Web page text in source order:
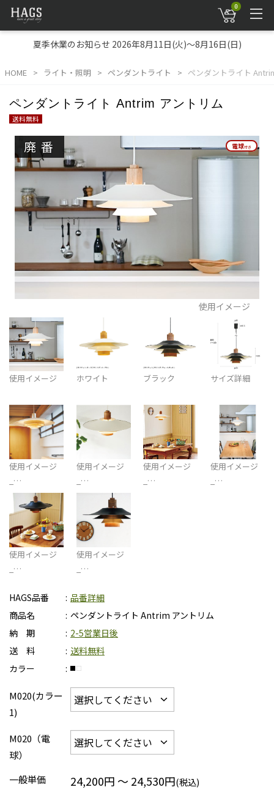
0
夏季休業のお知らせ 2026年8月11日(火)～8月16日(日)
HOME ライト・照明 ペンダントライト ペンダントライト
ペンダントライト Antrim アントリム
送料無料
廃番 電球付き
電球付き
使用イメージ
使用イメージ ホワイト ブラック サイズ詳細
使用イメージ
_…
使用イメージ
_…
使用イメージ
_…
使用イメージ
_…
使用イメージ
_…
使用イメージ
_…
HAGS品番
品番詳細
商品名
ペンダントライト Antrim アントリム
納 期
2-5営業日後
送 料
送料無料
カラー
M020(カラー
1)
M020（電
球）
一般単価
24,200円 ～ 24,530円(税込)